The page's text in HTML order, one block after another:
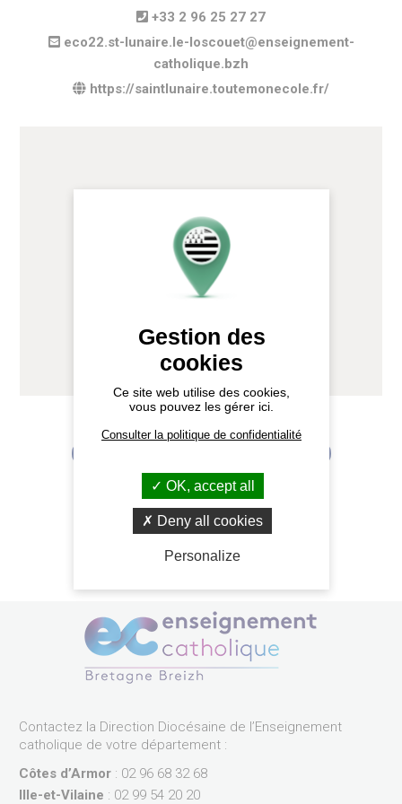
+33 2 96 25 27 27
eco22.st-lunaire.le-loscouet@enseignement-
catholique.bzh
https://saintlunaire.toutemonecole.fr/
Contactez la Direction Diocésaine de l’Enseignement
catholique de votre département :
Côtes d’Armor : 02 96 68 32 68
Ille-et-Vilaine : 02 99 54 20 20
Gestion des
cookies
Ce site web utilise des cookies,
vous pouvez les gérer ici.
Consulter la politique de confidentialité
OK, accept all
Deny all cookies
Personalize